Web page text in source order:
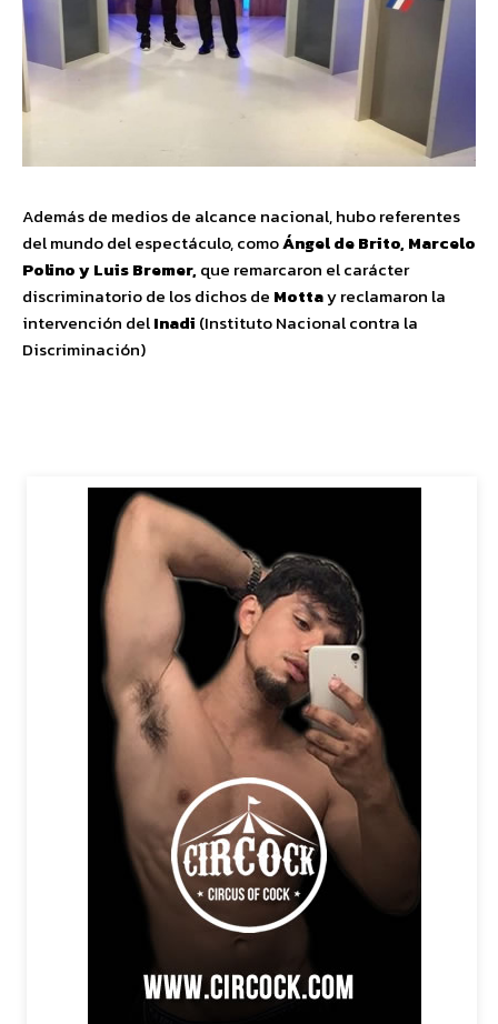
Además de medios de alcance nacional, hubo referentes
del mundo del espectáculo, comoÁngel de Brito, Marcelo
Polino y Luis Bremer,que remarcaron el carácter
discriminatorio de los dichos de Mottay reclamaron la
intervención delInadi (Instituto Nacional contra la
Discriminación)